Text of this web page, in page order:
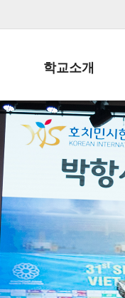
학교소개
학교장인사말
학생회장인사말
학교상징
학교 CI
교직원현황
학생현황
위치/전화